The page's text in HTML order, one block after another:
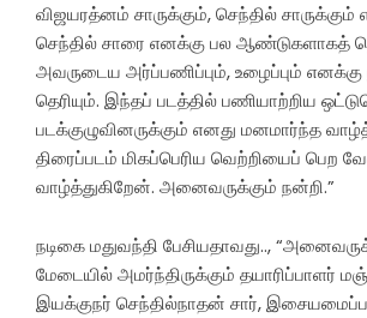
விஜயரத்னம் சாருக்கும், செந்தில்
செந்தில் சாரை எனக்கு பல ஆண்டுகளாகத்
அவருடைய அர்ப்பணிப்பும், உழைப்பும்
தெரியும். இந்தப் படத்தில் பணியாற்றிய
படக்குழுவினருக்கும் எனது மனமார்ந்த
திரைப்படம் மிகப்பெரிய வெற்றியைப் பெற
வாழ்த்துகிறேன். அனைவருக்கும் நன்றி.”
நடிகை மதுவந்தி பேசியதாவது..,
மேடையில் அமர்ந்திருக்கும் தயாரிப்பாளர்
இயக்குநர் செந்தில்நாதன் சார்,